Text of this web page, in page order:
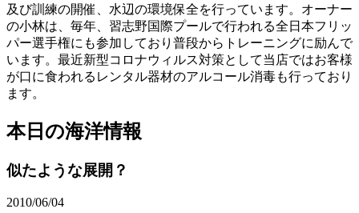
及び訓練の開催、水辺の環境保全を行っています。オーナー
の小林は、毎年、習志野国際プールで行われる全日本フリッ
パー選手権にも参加しており普段からトレーニングに励んで
います。最近新型コロナウィルス対策として当店ではお客様
が口に食われるレンタル器材のアルコール消毒も行っており
ます。
本日の海洋情報
似たような展開？
2010/06/04